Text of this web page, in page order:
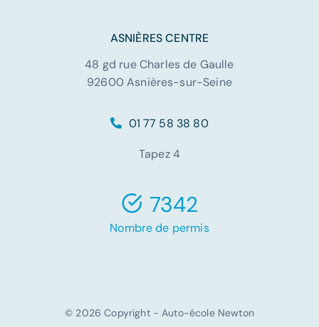
ASNIÈRES CENTRE
48 gd rue Charles de Gaulle
92600 Asnières-sur-Seine
01 77 58 38 80
Tapez 4
7342
Nombre de permis
© 2026 Copyright - Auto-école Newton